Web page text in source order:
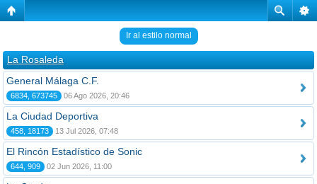
Ir al estilo normal
La Rosaleda
General Málaga C.F.
6834, 673745 06 Ago 2026, 20:46
La Ciudad Deportiva
458, 18173 13 Jul 2026, 07:48
El Rincón Estadístico de Sonic
644, 909 02 Jun 2026, 11:00